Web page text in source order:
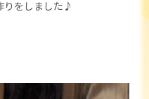
りをしました♪